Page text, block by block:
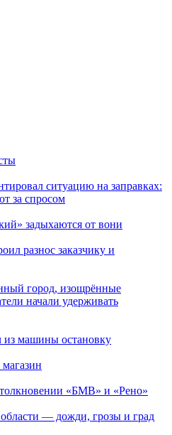
ситуацию на заправках:
за спросом
задыхаются от вони
разнос заказчику и
город, изощрённые
начали удерживать
из машины остановку
«БМВ» и «Рено»
— дожди, грозы и град